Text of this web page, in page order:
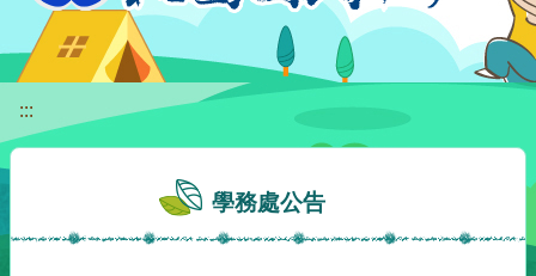
:::
學務處公告